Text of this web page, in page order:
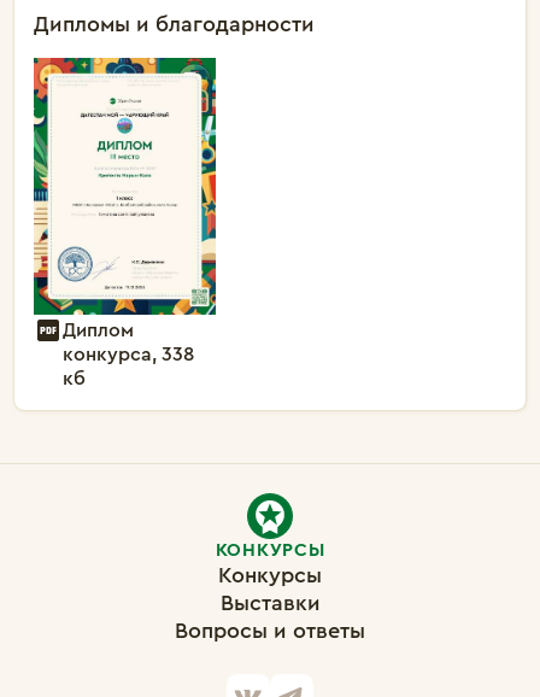
Дипломы и благодарности
Диплом
конкурса, 338
кб
КОНКУРСЫ
Конкурсы
Выставки
Вопросы и ответы